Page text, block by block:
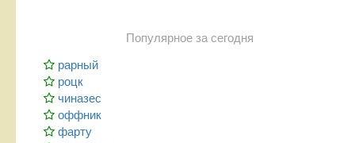
Популярное за сегодня
рарный
роцк
чиназес
оффник
фарту